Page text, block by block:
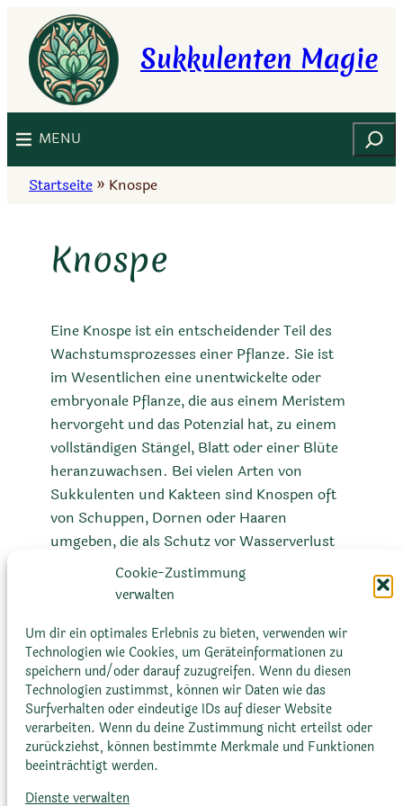
Cookie-Zustimmung
verwalten
Um dir ein optimales Erlebnis zu bieten, verwenden wir
Technologien wie Cookies, um Geräteinformationen zu
speichern und/oder darauf zuzugreifen. Wenn du diesen
Technologien zustimmst, können wir Daten wie das
Surfverhalten oder eindeutige IDs auf dieser Website
verarbeiten. Wenn du deine Zustimmung nicht erteilst oder
zurückziehst, können bestimmte Merkmale und Funktionen
beeinträchtigt werden.
Dienste verwalten
Inhalt
springen
Sukkulenten Magie
MENU Suchen
Startseite » Knospe
Knospe
Eine Knospe ist ein entscheidender Teil des
Wachstumsprozesses einer Pflanze. Sie ist
im Wesentlichen eine unentwickelte oder
embryonale Pflanze, die aus einem Meristem
hervorgeht und das Potenzial hat, zu einem
vollständigen Stängel, Blatt oder einer Blüte
heranzuwachsen. Bei vielen Arten von
Sukkulenten und Kakteen sind Knospen oft
von Schuppen, Dornen oder Haaren
umgeben, die als Schutz vor Wasserverlust
und vor Schädlingen dienen. Die Entwicklung
von Knospen ist ein zentraler Aspekt der
aus ihnen neue Blätter, Blüten und sogar
ganze Pflanzen hervorgehen können.